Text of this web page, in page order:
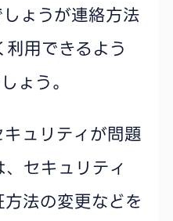
ょうが連絡方法
用できるよう
ょう。
ュリティが問題
セキュリティ
法の変更などを